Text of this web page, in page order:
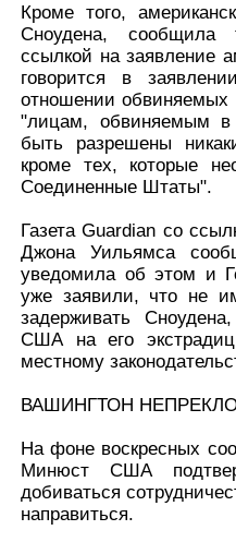
Кроме того,
Сноудена, сообщила
ссылкой на заявление
говорится в
отношении обвиняемых
"лицам, обвиняемым в
быть разрешены
кроме тех, которые
Соединенные Штаты".
Газета Guardian со
Джона Уильямса
уведомила об этом и
уже заявили, что не
задерживать
США на его
местному
ВАШИНГТОН
На фоне воскресных
Минюст США
добиваться
направиться.